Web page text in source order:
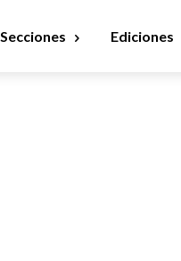
Secciones Ediciones